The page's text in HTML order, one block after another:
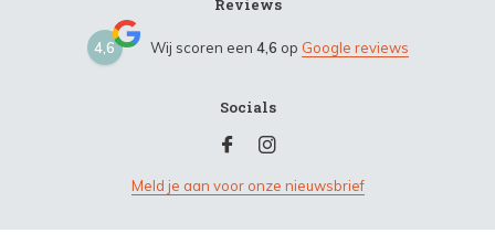
Reviews
4,6 Wij scoren een 4,6 op Google reviews
Socials
Meld je aan voor onze nieuwsbrief